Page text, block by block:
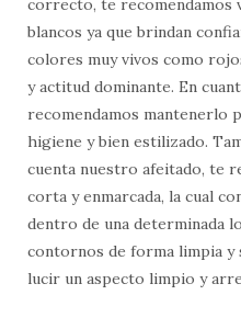
correcto, te recomendamos
blancos ya que brindan
colores muy vivos como
y actitud dominante. En
recomendamos mantenerlo
higiene y bien estilizado.
cuenta nuestro afeitado, te
corta y enmarcada, la cual
dentro de una determinada
contornos de forma limpia y
lucir un aspecto limpio y